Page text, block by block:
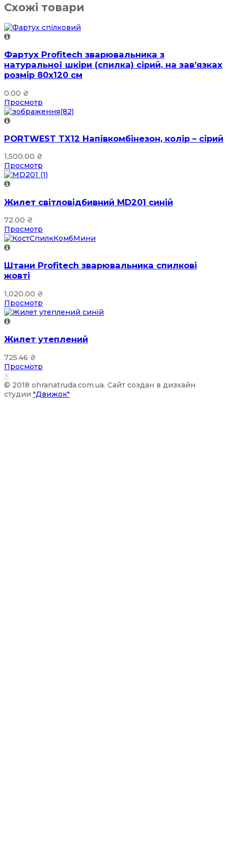
Схожі товари
Фартух Profitech зварювальника з
натуральної шкіри (спилка) сірий, на зав’язках
розмір 80х120 см
0.00 ₴
Просмотр
PORTWEST TX12 Напівкомбінезон, колір – сірий
1,500.00 ₴
Просмотр
Жилет світловідбивний MD201 синій
72.00 ₴
Просмотр
Штани Profitech зварювальника спилкові
жовті
1,020.00 ₴
Просмотр
Жилет утеплений
725.46 ₴
Просмотр
X
© 2018 ohranatruda.com.ua. Сайт создан в дизхайн
студии "Движок"